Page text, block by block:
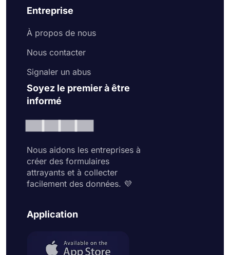
Entreprise
À propos de nous
Nous contacter
Signaler un abus
Soyez le premier à être
informé
Nous aidons les entreprises à
créer des formulaires
attrayants et à collecter
facilement des données. 💜
Application